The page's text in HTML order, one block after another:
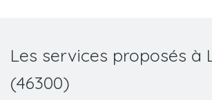
Les services proposés à
(46300)